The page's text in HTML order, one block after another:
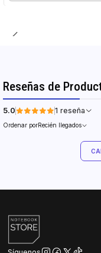
Reseñas de
5.0 1 reseña
Ordenar porRecién llegados